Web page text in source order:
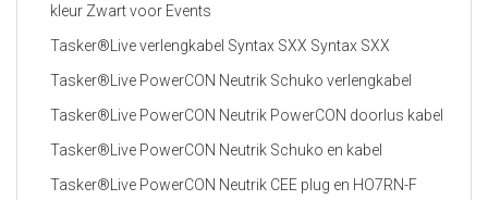
kleur Zwart voor Events
Tasker®Live verlengkabel Syntax SXX Syntax SXX
Tasker®Live PowerCON Neutrik Schuko verlengkabel
Tasker®Live PowerCON Neutrik PowerCON doorlus kabel
Tasker®Live PowerCON Neutrik Schuko en kabel
Tasker®Live PowerCON Neutrik CEE plug en HO7RN-F